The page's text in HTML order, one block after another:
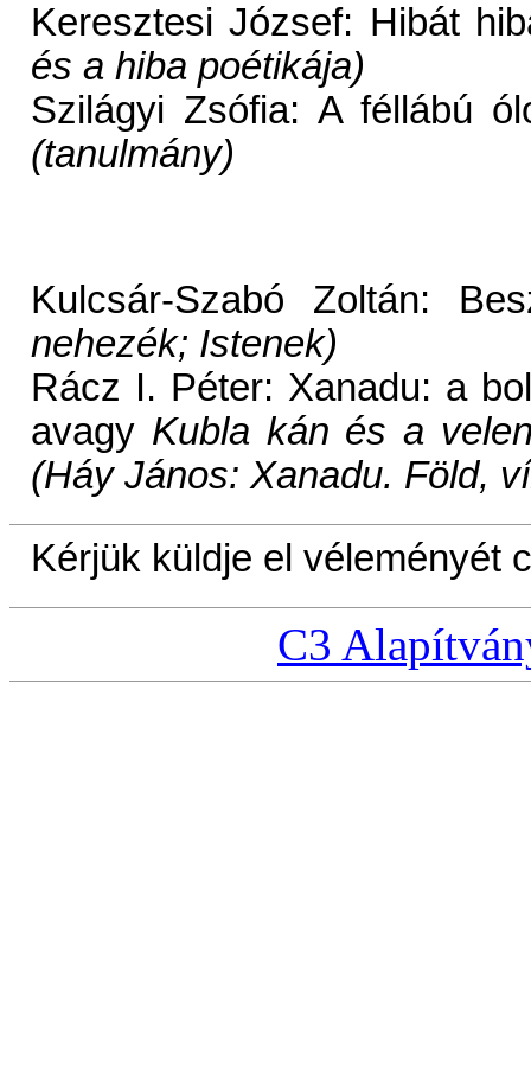
Keresztesi József: Hibát
és a hiba poétikája)
Szilágyi Zsófia: A féllábú
(tanulmány)
Kulcsár-Szabó Zoltán:
nehezék; Istenek)
Rácz I. Péter: Xanadu: a
avagy Kubla kán és a
(Háy János: Xanadu. Föld,
Kérjük küldje el véleményét
C3